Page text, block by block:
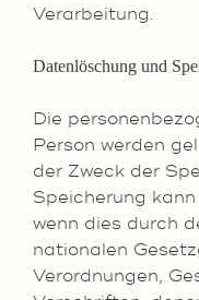
Verarbeitung.
Datenlöschung und
Die
Person werden
der Zweck der
Speicherung
wenn dies durch
nationalen
Verordnungen,